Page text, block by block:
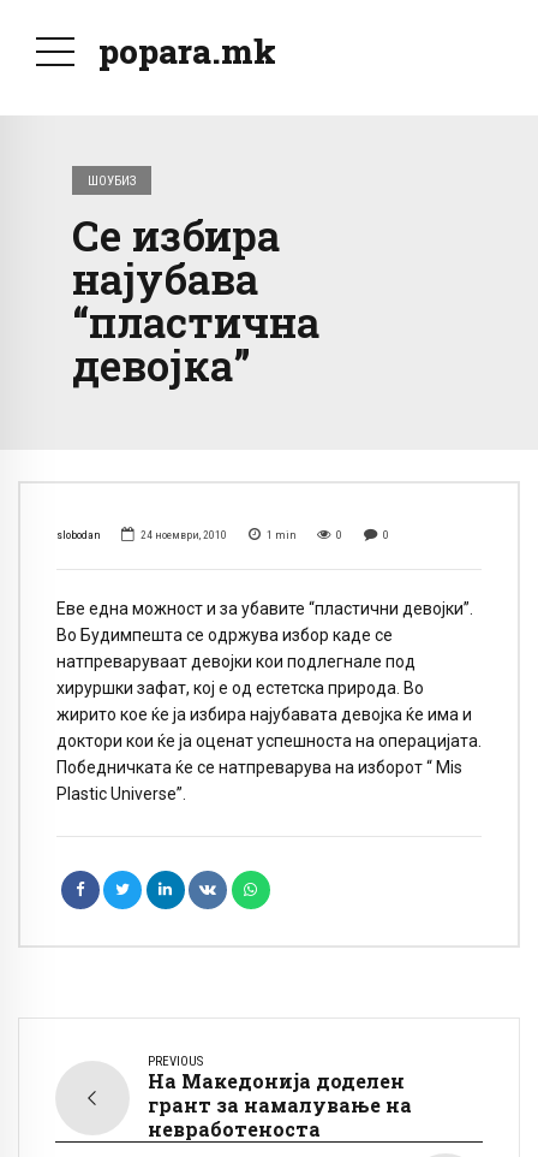
popara.mk
ШОУБИЗ
Се избира
најубава
“пластична
девојка”
slobodan 24 ноември, 2010 1 min 0 0
Еве една можност и за убавите “пластични девојки”.
Во Будимпешта се одржува избор каде се
натпреваруваат девојки кои подлегнале под
хируршки зафат, кој е од естетска природа. Во
жирито кое ќе ја избира најубавата девојка ќе има и
доктори кои ќе ја оценат успешноста на операцијата.
Победничката ќе се натпреварува на изборот “ Mis
Plastic Universe”.
PREVIOUS
На Македонија доделен
грант за намалување на
невработеноста